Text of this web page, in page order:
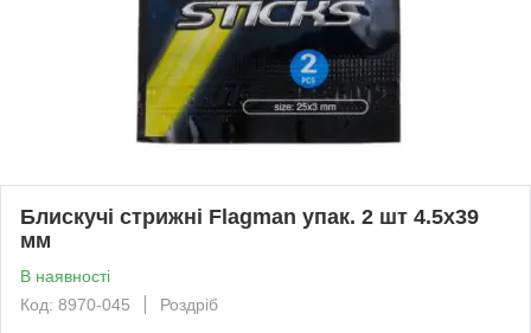
Блискучі стрижні Flagman упак. 2 шт 4.5x39
мм
В наявності
Код: 8970-045
Роздріб